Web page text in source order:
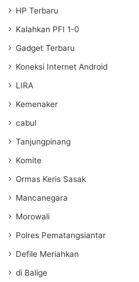
HP Terbaru
Kalahkan PFI 1-0
Gadget Terbaru
Koneksi Internet Android
LIRA
Kemenaker
cabul
Tanjungpinang
Komite
Ormas Keris Sasak
Mancanegara
Morowali
Polres Pematangsiantar
Defile Meriahkan
di Balige